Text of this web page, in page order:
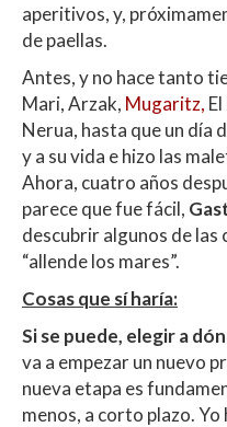
aperitivos, y,
de paellas.
Antes, y no hace tanto
Mari, Arzak, Mugaritz,
Nerua, hasta que un día
y a su vida e hizo las
Ahora, cuatro años
parece que fue fácil,
descubrir algunos de
“allende los mares”.
Cosas que sí haría:
Si se puede, elegir a
va a empezar un nuevo
nueva etapa es
menos, a corto plazo. Yo